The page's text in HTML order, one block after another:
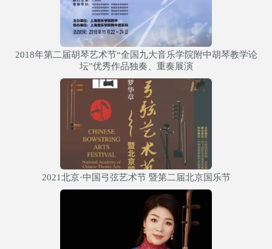
2018年第二届胡琴艺术节“全国九大音乐学院附中胡琴教学论
坛”优秀作品独奏、重奏展演
2021北京·中国弓弦艺术节 暨第二届北京国乐节